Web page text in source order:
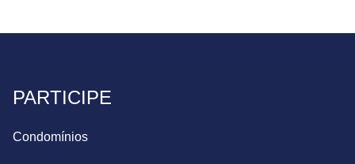
PARTICIPE
Condomínios